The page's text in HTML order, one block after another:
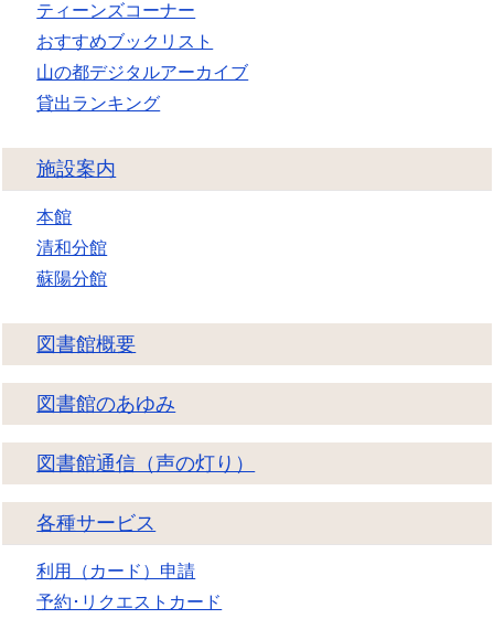
ティーンズコーナー
おすすめブックリスト
山の都デジタルアーカイブ
貸出ランキング
施設案内
本館
清和分館
蘇陽分館
図書館概要
図書館のあゆみ
図書館通信（声の灯り）
各種サービス
利用（カード）申請
予約･リクエストカード